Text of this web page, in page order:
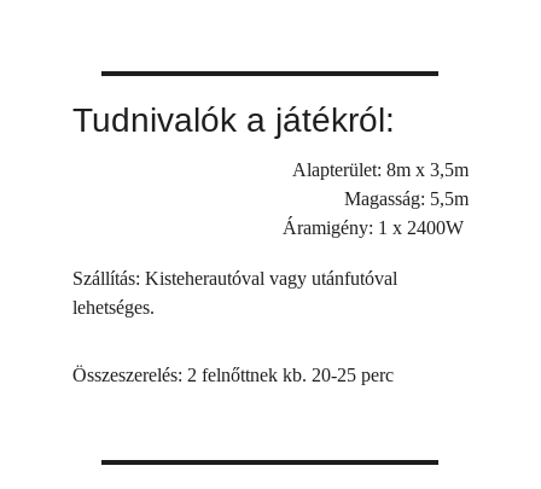
Tudnivalók a játékról:
Alapterület: 8m x 3,5m
Magasság: 5,5m
Áramigény: 1 x 2400W
Szállítás: Kisteherautóval vagy utánfutóval
lehetséges.
Összeszerelés: 2 felnőttnek kb. 20-25 perc